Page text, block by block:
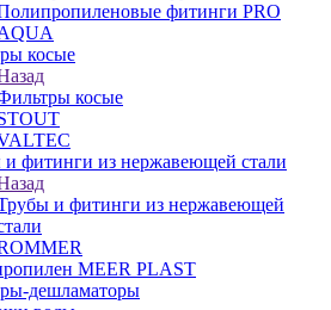
фитинги PRO
косые
косые
фитинги из нержавеющей стали
и фитинги из нержавеющей
MEER PLAST
дешламаторы